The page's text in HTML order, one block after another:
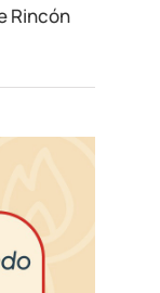
Rincón